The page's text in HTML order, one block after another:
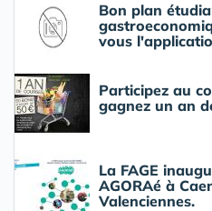
Bon plan
vous
Participez au
gagnez un an
La FAGE
AGORAé à
Valenciennes.